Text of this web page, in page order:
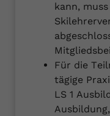
kann,
Für die
tägige
LS 1